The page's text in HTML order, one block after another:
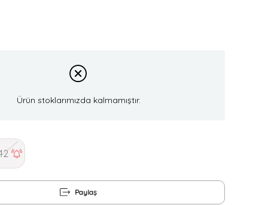
Ürün stoklarımızda kalmamıştır.
Paylaş